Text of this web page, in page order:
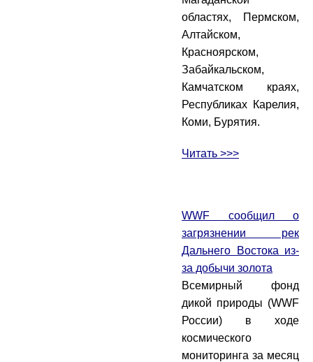
областях, Пермском,
Алтайском,
Красноярском,
Забайкальском,
Камчатском краях,
Республиках Карелия,
Коми, Бурятия.
Читать >>>
WWF сообщил о
загрязнении рек
Дальнего Востока из-
за добычи золота
Всемирный фонд
дикой природы (WWF
России) в ходе
космического
мониторинга за месяц